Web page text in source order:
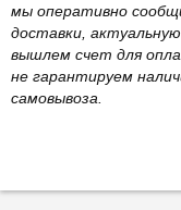
мы оперативно
доставки,
вышлем счет для
не гарантируем
самовывоза.